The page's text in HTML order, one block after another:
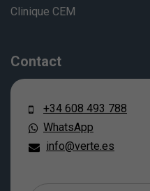
Clinique CEM
Contact
+34 608 493 788
WhatsApp
info@verte.es